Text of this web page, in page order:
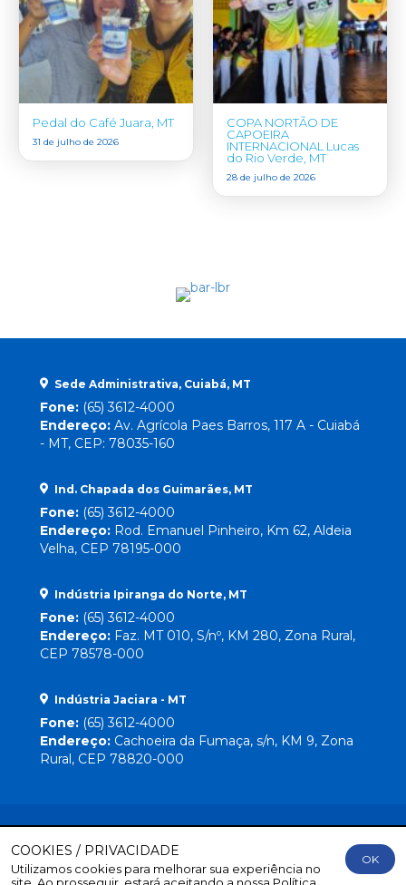
Pedal do Café Juara, MT
31 de julho de 2026
COPA NORTÃO DE
CAPOEIRA
INTERNACIONAL Lucas
do Rio Verde, MT
28 de julho de 2026
Sede Administrativa, Cuiabá, MT
Fone: (65) 3612-4000
Endereço: Av. Agrícola Paes Barros, 117 A - Cuiabá
- MT, CEP: 78035-160
Ind. Chapada dos Guimarães, MT
Fone: (65) 3612-4000
Endereço: Rod. Emanuel Pinheiro, Km 62, Aldeia
Velha, CEP 78195-000
Indústria Ipiranga do Norte, MT
Fone: (65) 3612-4000
Endereço: Faz. MT 010, S/nº, KM 280, Zona Rural,
CEP 78578-000
Indústria Jaciara - MT
Fone: (65) 3612-4000
Endereço: Cachoeira da Fumaça, s/n, KM 9, Zona
Rural, CEP 78820-000
Direitos Reservados© 2026 Lebrinha |By Mr. Wolf
COOKIES / PRIVACIDADE
Utilizamos cookies para melhorar sua experiência no
OK